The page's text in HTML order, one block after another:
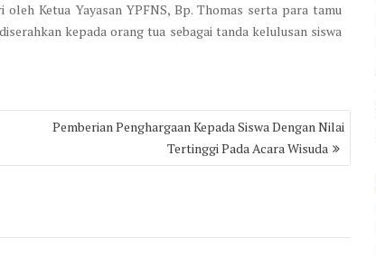
Ketua Yayasan YPFNS, Bp. Thomas serta para tamu
kepada orang tua sebagai tanda kelulusan siswa
Pemberian Penghargaan Kepada Siswa Dengan Nilai
Tertinggi Pada Acara Wisuda